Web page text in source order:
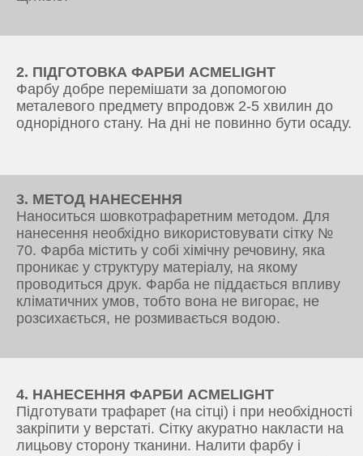
2. ПІДГОТОВКА ФАРБИ ACMELIGHT
Фарбу добре перемішати за допомогою
металевого предмету впродовж 2-5 хвилин до
однорідного стану. На дні не повинно бути осаду.
3. МЕТОД НАНЕСЕННЯ
Наноситься шовкотрафаретним методом. Для
нанесення необхідно використовувати сітку №
70. Фарба містить у собі хімічну речовину, яка
проникає у структуру матеріалу, на якому
проводиться друк. Фарба не піддається впливу
кліматичних умов, тобто вона не вигорає, не
розсихається, не розмивається водою.
4. НАНЕСЕННЯ ФАРБИ ACMELIGHT
Підготувати трафарет (на сітці) і при необхідності
закріпити у верстаті. Сітку акуратно накласти на
лицьову сторону тканини. Налити фарбу і